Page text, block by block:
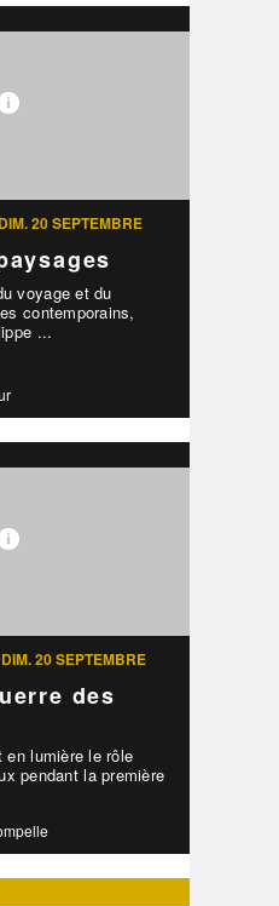
20 SEPTEMBRE
voyage et du
contemporains,
...
20 SEPTEMBRE
des
lumière le rôle
pendant la première